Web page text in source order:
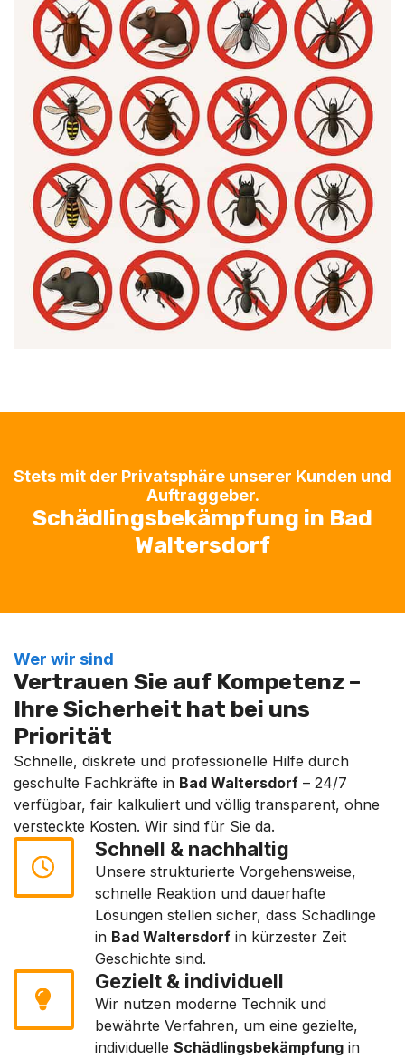
Stets mit der Privatsphäre unserer Kunden und
Auftraggeber.
Schädlingsbekämpfung in Bad
Waltersdorf
Wer wir sind
Vertrauen Sie auf Kompetenz –
Ihre Sicherheit hat bei uns
Priorität
Schnelle, diskrete und professionelle Hilfe durch
geschulte Fachkräfte in Bad Waltersdorf – 24/7
verfügbar, fair kalkuliert und völlig transparent, ohne
versteckte Kosten. Wir sind für Sie da.
Schnell & nachhaltig
Unsere strukturierte Vorgehensweise,
schnelle Reaktion und dauerhafte
Lösungen stellen sicher, dass Schädlinge
in Bad Waltersdorf in kürzester Zeit
Geschichte sind.
Gezielt & individuell
Wir nutzen moderne Technik und
bewährte Verfahren, um eine gezielte,
individuelle Schädlingsbekämpfung in